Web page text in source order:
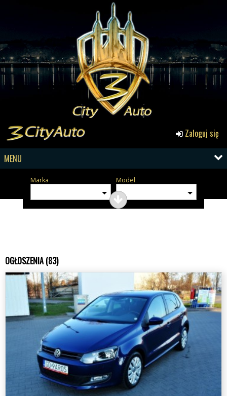
Zaloguj się
MENU
Marka Model
OGŁOSZENIA (83)